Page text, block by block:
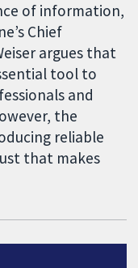
of information,
Chief
argues that
tool to
and
the
reliable
that makes